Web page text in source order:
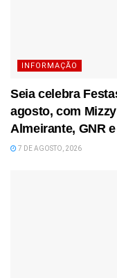
INFORMAÇÃO
Seia celebra
agosto, com
Almeirante, GNR
7 DE AGOSTO, 2026